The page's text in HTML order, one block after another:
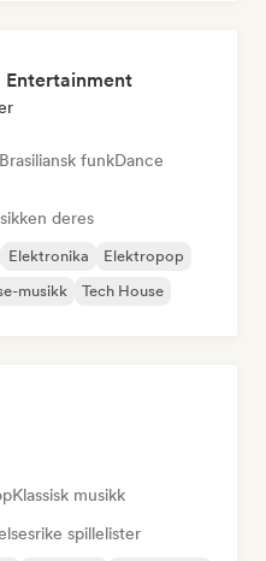
Entertainment
Brasiliansk funkDance
deres
Elektronika
Elektropop
musikk Tech House
Klassisk musikk
spillelister